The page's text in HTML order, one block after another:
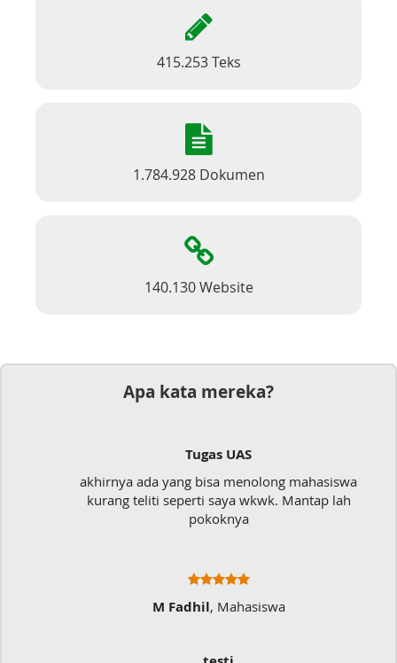
415.253 Teks
1.784.928 Dokumen
140.130 Website
Apa kata mereka?
akhirnya ada yang bisa menolong mahasiswa
kurang teliti seperti saya wkwk. Mantap lah
, Mahasiswa